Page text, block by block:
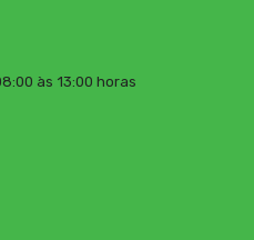
às 13:00 horas